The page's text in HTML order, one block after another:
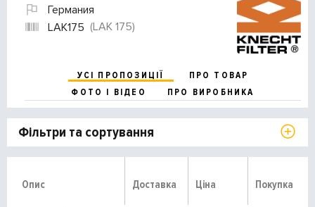
Германия
LAK175 (LAK 175)
УСІ ПРОПОЗИЦІЇ
ПРО ТОВАР
ФОТО І ВІДЕО
ПРО ВИРОБНИКА
Фільтри та сортування
Опис Доставка Ціна Покупка